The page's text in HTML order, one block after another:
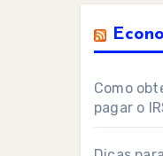
Como
pagar o